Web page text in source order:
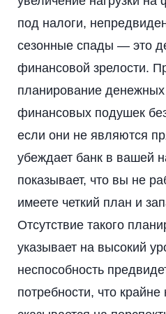
под налоги,
сезонные спады — это
финансовой зрелости.
планирование денежных
финансовых подушек
если они не являются
убеждает банк в вашей
показывает, что вы не
имеете четкий план и
Отсутствие такого
указывает на высокий
неспособность
потребности, что крайне